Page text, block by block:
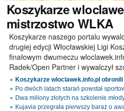
Koszykarze
mistrzostwo WLKA
Koszykarze naszego portalu
drugiej edycji Włocławskiej Ligi
finałowym dwumeczu
Radek/Open Partner i wywalczył
Koszykarze wloclawek.info.pl
Po dwóch latach starań powstał
Dwa miliony złotych na szkolenie
Kujavia przegrała pierwszy baraż o